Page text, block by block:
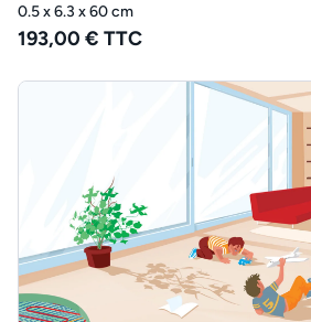
0.5 x 6.3 x 60 cm
193,00 € TTC